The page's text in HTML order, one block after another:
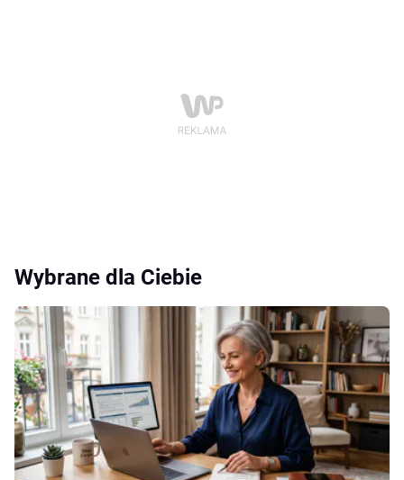
Wybrane dla Ciebie